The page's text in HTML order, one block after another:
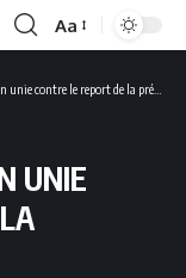
Font
Aa
contre le report de la présidentielle
UNIE